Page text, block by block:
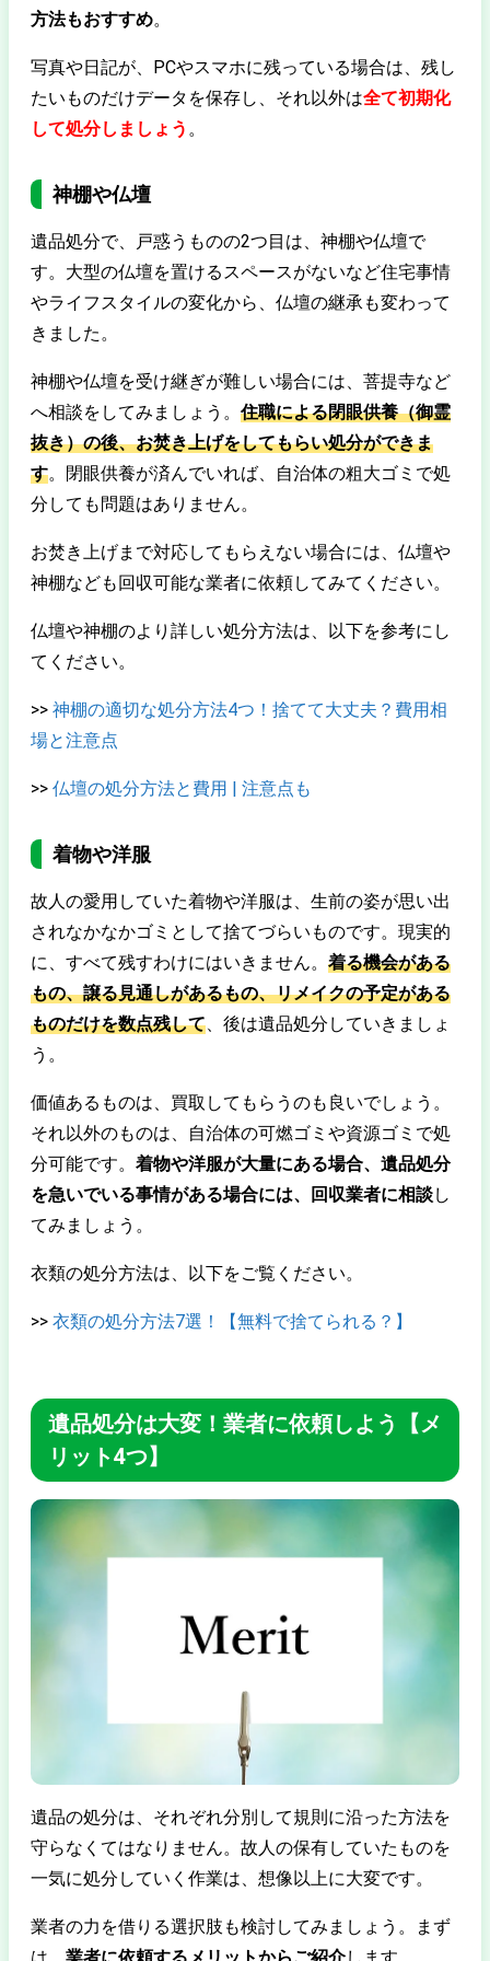
方法もおすすめ。
写真や日記が、PCやスマホに残っている場合は、残し
たいものだけデータを保存し、それ以外は全て初期化
して処分しましょう 。
神棚や仏壇
遺品処分で、戸惑うものの2つ目は、神棚や仏壇で
す。大型の仏壇を置けるスペースがないなど住宅事情
やライフスタイルの変化から、仏壇の継承も変わって
きました。
神棚や仏壇を受け継ぎが難しい場合には、菩提寺など
へ相談をしてみましょう。 住職による閉眼供養（御霊
抜き）の後、お焚き上げをしてもらい処分ができま
す。閉眼供養が済んでいれば、自治体の粗大ゴミで処
分しても問題はありません。
お焚き上げまで対応してもらえない場合には、仏壇や
神棚なども回収可能な業者に依頼してみてください。
仏壇や神棚のより詳しい処分方法は、以下を参考にし
てください。
>> 神棚の適切な処分方法4つ！捨てて大丈夫？費用相
場と注意点
>> 仏壇の処分方法と費用 | 注意点も
着物や洋服
故人の愛用していた着物や洋服は、生前の姿が思い出
されなかなかゴミとして捨てづらいものです。現実的
に、すべて残すわけにはいきません。 着る機会がある
もの、譲る見通しがあるもの、リメイクの予定がある
ものだけを数点残して、後は遺品処分していきましょ
う。
価値あるものは、買取してもらうのも良いでしょう。
それ以外のものは、自治体の可燃ゴミや資源ゴミで処
分可能です。 着物や洋服が大量にある場合、遺品処分
を急いでいる事情がある場合には、回収業者に相談し
てみましょう。
衣類の処分方法は、以下をご覧ください。
>> 衣類の処分方法7選！【無料で捨てられる？】
遺品処分は大変！業者に依頼しよう【メ
リット4つ】
遺品の処分は、それぞれ分別して規則に沿った方法を
守らなくてはなりません。故人の保有していたものを
一気に処分していく作業は、想像以上に大変です。
業者の力を借りる選択肢も検討してみましょう。まず